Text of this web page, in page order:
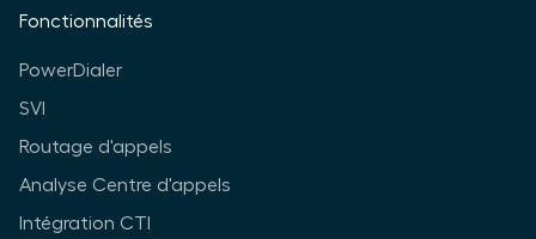
Fonctionnalités
PowerDialer
SVI
Routage d'appels
Analyse Centre d'appels
Intégration CTI